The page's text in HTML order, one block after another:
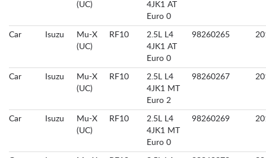
(UC)
4JK1 AT
Euro 0
Car Isuzu
Mu-X
(UC)
RF10
2.5L L4
4JK1 AT
Euro 0
98260265
Car Isuzu
Mu-X
(UC)
RF10
2.5L L4
4JK1 MT
Euro 2
98260267
Car Isuzu
Mu-X
(UC)
RF10
2.5L L4
4JK1 MT
Euro 0
98260269